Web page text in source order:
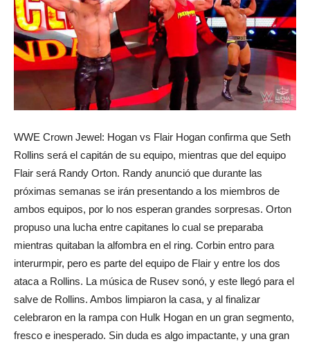
WWE Crown Jewel: Hogan vs Flair Hogan confirma que Seth
Rollins será el capitán de su equipo, mientras que del equipo
Flair será Randy Orton. Randy anunció que durante las
próximas semanas se irán presentando a los miembros de
ambos equipos, por lo nos esperan grandes sorpresas. Orton
propuso una lucha entre capitanes lo cual se preparaba
mientras quitaban la alfombra en el ring. Corbin entro para
interurmpir, pero es parte del equipo de Flair y entre los dos
ataca a Rollins. La música de Rusev sonó, y este llegó para el
salve de Rollins. Ambos limpiaron la casa, y al finalizar
celebraron en la rampa con Hulk Hogan en un gran segmento,
fresco e inesperado. Sin duda es algo impactante, y una gran